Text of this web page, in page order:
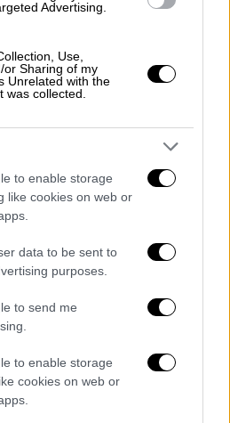
Advertising.
Use,
or Sharing of my
Unrelated with the
was collected.
to enable storage
like cookies on web or
data to be sent to
purposes.
to send me
to enable storage
cookies on web or
της 62χρονης,
τις
για
αποκλειστεί, με τις
να συνθέσουν τα
όταν,
κατοίκων που είχαν
μητέρα εδώ και
επισκέφθηκαν το σπίτι
, προσπάθησε να τους
μια άλλη
ως τη μητέρα της.
στάθηκε αρκετή